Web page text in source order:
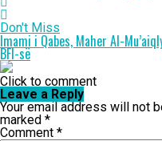
Don't Miss
Imami i Qabes, Maher Al-
BFI-së
Click to comment
Leave a Reply
Your email address will not
marked *
Comment *